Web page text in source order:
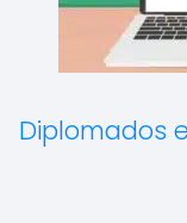
Diplomados